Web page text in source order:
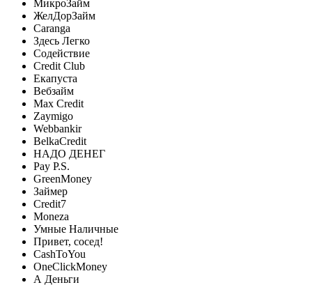
МикроЗайм
ЖелДорЗайм
Caranga
Здесь Легко
Содействие
Credit Club
Екапуста
Вебзайм
Max Credit
Zaymigo
Webbankir
BelkaCredit
НАДО ДЕНЕГ
Pay P.S.
GreenMoney
Займер
Credit7
Moneza
Умные Наличные
Привет, сосед!
CashToYou
OneClickMoney
А Деньги